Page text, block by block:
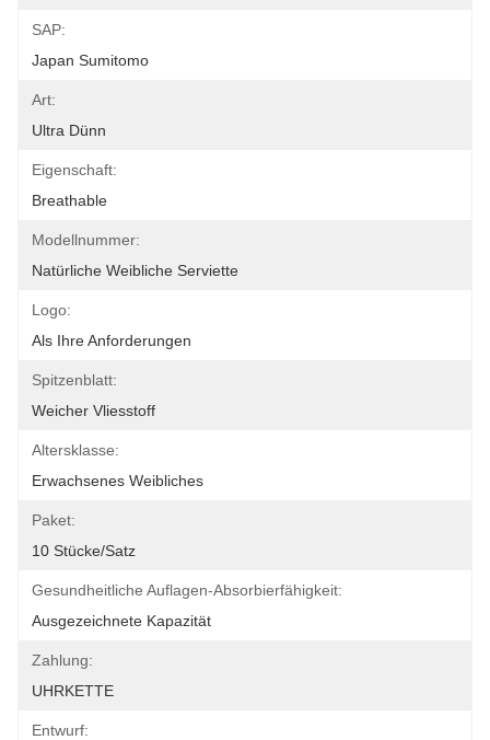
SAP:
Japan Sumitomo
Art:
Ultra Dünn
Eigenschaft:
Breathable
Modellnummer:
Natürliche Weibliche Serviette
Logo:
Als Ihre Anforderungen
Spitzenblatt:
Weicher Vliesstoff
Altersklasse:
Erwachsenes Weibliches
Paket:
10 Stücke/Satz
Gesundheitliche Auflagen-Absorbierfähigkeit:
Ausgezeichnete Kapazität
Zahlung:
UHRKETTE
Entwurf: